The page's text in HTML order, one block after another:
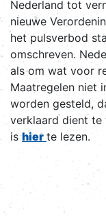
Nederland tot
nieuwe
het pulsverbod
omschreven.
als om wat voor
Maatregelen niet
worden gesteld,
verklaard dient te
ishier te lezen.